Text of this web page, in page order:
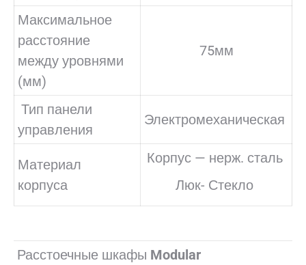
Максимальное
расстояние
между уровнями
(мм)
75мм
Тип панели
управления
Электромеханическая
Материал
корпуса
Корпус — нерж. сталь
Люк- Стекло
Расстоечные шкафы Modular